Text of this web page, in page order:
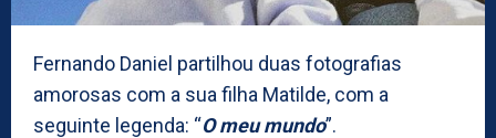
Fernando Daniel partilhou duas fotografias
amorosas com a sua filha Matilde, com a
seguinte legenda: “O meu mundo”.